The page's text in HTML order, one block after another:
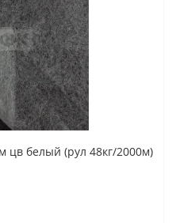
цв белый (рул 48кг/2000м)